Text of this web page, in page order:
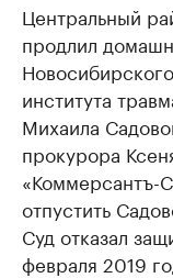
Центральный
продлил
института
Михаила
прокурора
«Коммерсантъ-
отпустить
Суд отказал
февраля 2019